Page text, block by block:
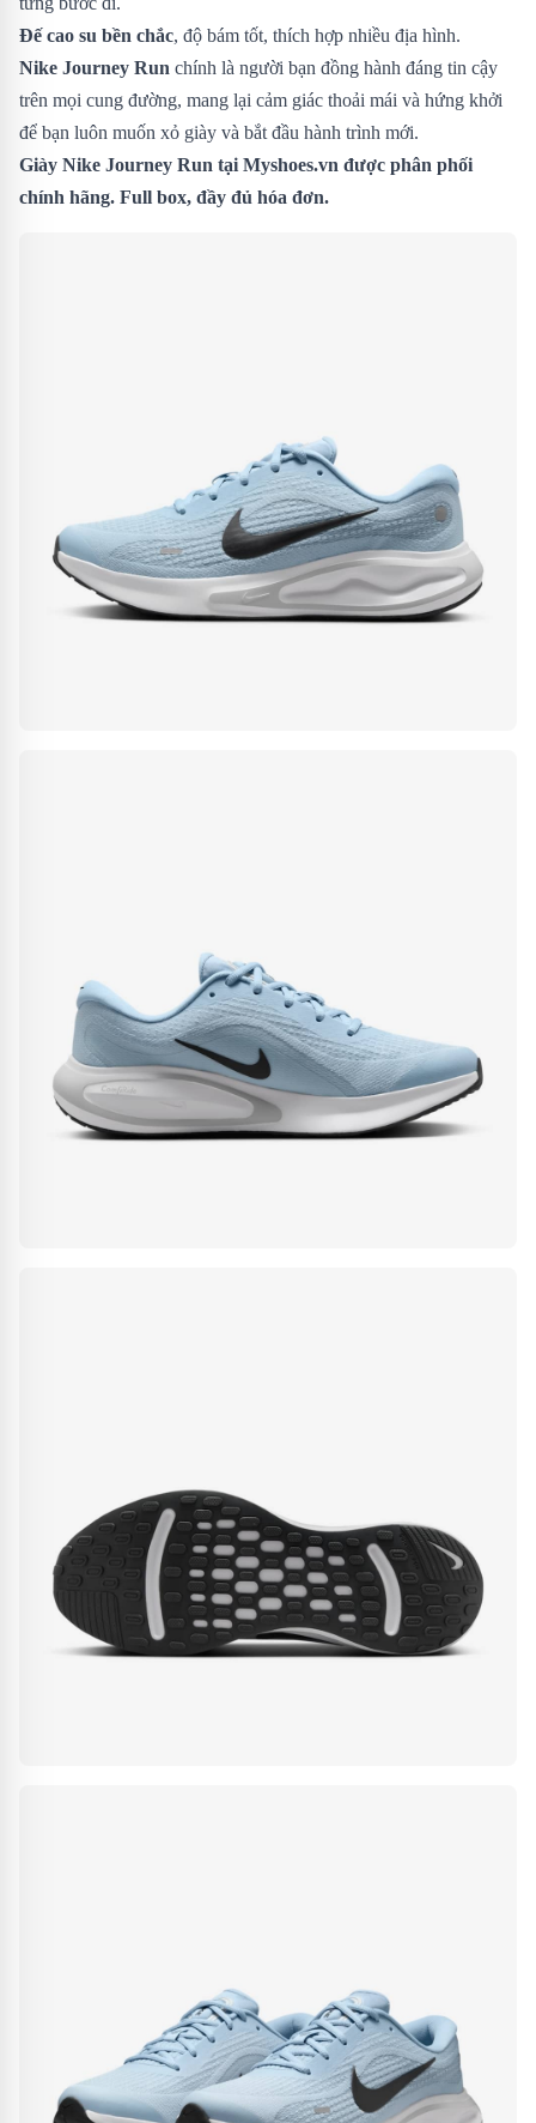
Đế cao su bền chắc, độ bám tốt, thích hợp nhiều địa hình.
Nike Journey Run chính là người bạn đồng hành đáng tin cậy
trên mọi cung đường, mang lại cảm giác thoải mái và hứng khởi
để bạn luôn muốn xỏ giày và bắt đầu hành trình mới.
Giày Nike Journey Run tại Myshoes.vn được phân phối
chính hãng. Full box, đầy đủ hóa đơn.